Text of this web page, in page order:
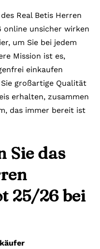
Real Betis Herren
unsicher wirken
um Sie bei jedem
Mission ist es,
einkaufen
großartige Qualität
erhalten, zusammen
das immer bereit ist
Sie das
25/26 bei